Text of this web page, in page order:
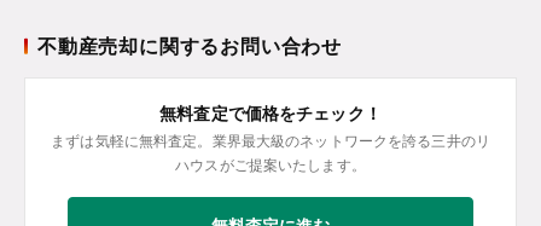
不動産売却に関するお問い合わせ
無料査定で価格をチェック！
まずは気軽に無料査定。業界最大級のネットワークを誇る三井のリ
ハウスがご提案いたします。